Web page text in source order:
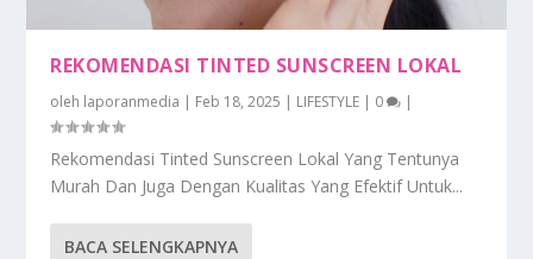
REKOMENDASI TINTED SUNSCREEN LOKAL
oleh laporanmedia | Feb 18, 2025 | LIFESTYLE | 0 |
Rekomendasi Tinted Sunscreen Lokal Yang Tentunya
Murah Dan Juga Dengan Kualitas Yang Efektif Untuk...
BACA SELENGKAPNYA